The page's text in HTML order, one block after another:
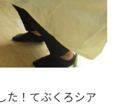
た！てぶくろシア